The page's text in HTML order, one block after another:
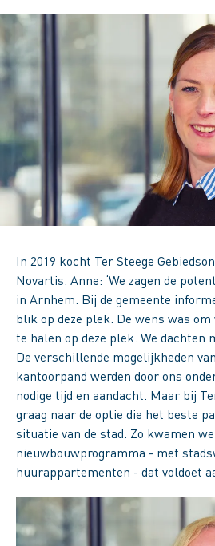
In 2019 kocht Ter Steege
Novartis. Anne: ‘We zagen de
in Arnhem. Bij de gemeente
blik op deze plek. De wens was
te halen op deze plek. We dachten
De verschillende mogelijkheden
kantoorpand werden door ons
nodige tijd en aandacht. Maar bij
graag naar de optie die het beste
situatie van de stad. Zo kwamen
nieuwbouwprogramma - met
huurappartementen - dat voldoet